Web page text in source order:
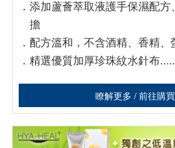
． 添加蘆薈萃取液護手保濕配方
擔
． 配方溫和，不含酒精、香精、
． 精選優質加厚珍珠紋水針布
瞭解更多 / 前往購買